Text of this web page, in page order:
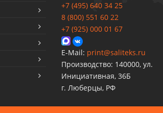
+7 (495) 640 34 25
8 (800) 551 60 22
+7 (925) 000 01 67
E-Mail: print@saliteks.ru
Производство: 140000, ул.
Инициативная, 36Б
г. Люберцы, РФ